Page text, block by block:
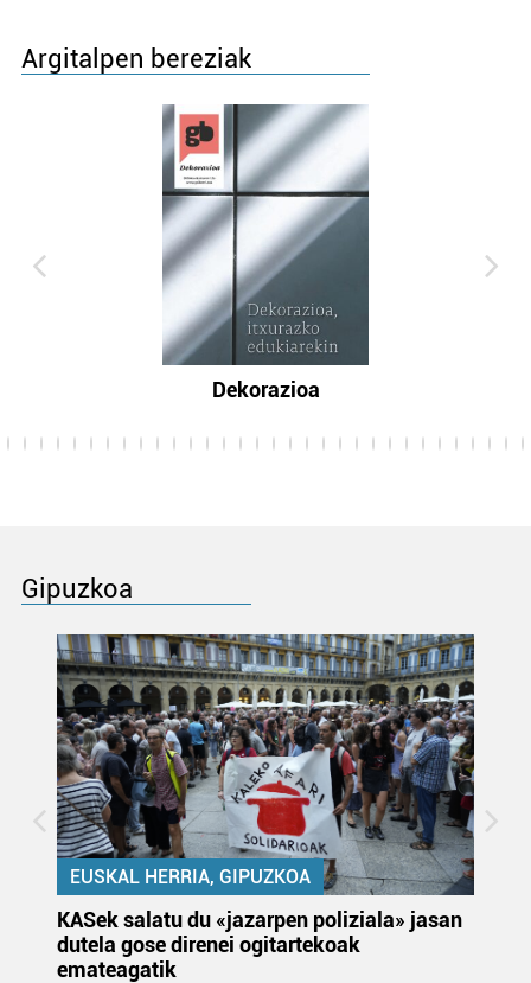
Argitalpen bereziak
Dekorazioa
Gipuzkoa
EUSKAL HERRIA, GIPUZKOA
KASek salatu du «jazarpen poliziala» jasan
dutela gose direnei ogitartekoak
emateagatik